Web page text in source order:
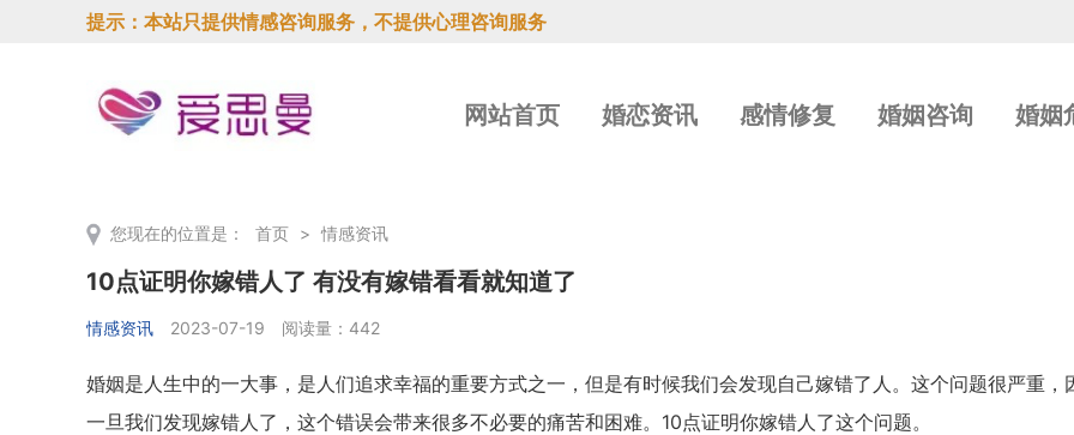
提示：本站只提供情感咨询服务，不提供心理咨询服务
网站首页 婚恋资讯 感情修复 婚姻咨询 婚姻
您现在的位置是： 首页 > 情感资讯
10点证明你嫁错人了 有没有嫁错看看就知道了
情感资讯 2023-07-19 阅读量：442
婚姻是人生中的一大事，是人们追求幸福的重要方式之一，但是有时候我们会发现自己嫁错了人。这个问题很严重，
一旦我们发现嫁错人了，这个错误会带来很多不必要的痛苦和困难。10点证明你嫁错人了这个问题。